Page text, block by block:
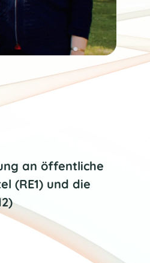
an öffentliche
(RE1) und die